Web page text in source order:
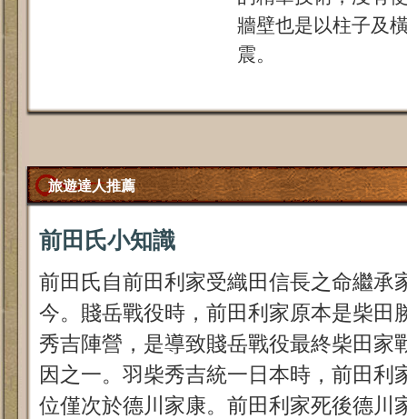
牆壁也是以柱子及
震。
旅遊達人推薦
前田氏小知識
前田氏自前田利家受織田信長之命繼承
今。賤岳戰役時，前田利家原本是柴田
秀吉陣營，是導致賤岳戰役最終柴田家
因之一。羽柴秀吉統一日本時，前田利
位僅次於德川家康。前田利家死後德川